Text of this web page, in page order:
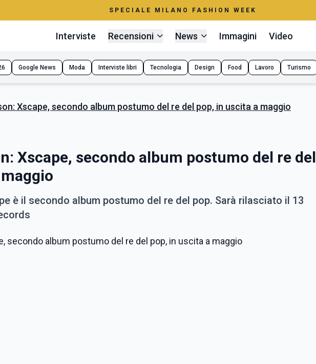
SPECIALE MILANO FASHION WEEK
Interviste Recensioni News Immagini Video
Google News Moda Interviste libri Tecnologia Design Food Lavoro Turismo
Xscape, secondo album postumo del re del pop, in uscita a maggio
Xscape, secondo album postumo del re del
è il secondo album postumo del re del pop. Sarà rilasciato il 13